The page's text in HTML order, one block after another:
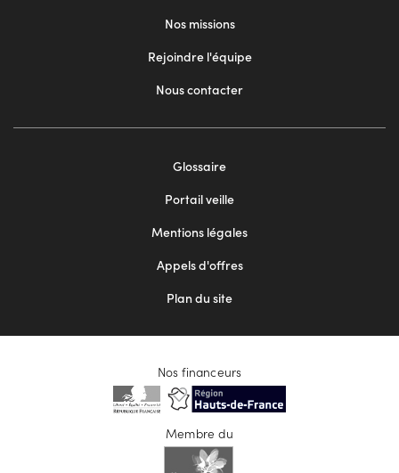
Nos missions
Rejoindre l'équipe
Nous contacter
Glossaire
Portail veille
Mentions légales
Appels d'offres
Plan du site
Nos financeurs
Membre du